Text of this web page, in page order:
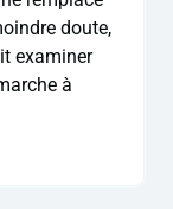
doute,
examiner
à